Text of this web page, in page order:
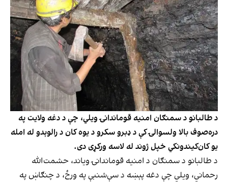
د طالبانو د سمنګان امنیه قوماندانۍ ویلي، چې د دغه ولایت په
دره‌صوف بالا ولسوالۍ کې د ډبرو سکرو د یوه کان د رالوېدو له امله
یو کان‌کیندونکي خپل ژوند له لاسه ورکړی دی.
د طالبانو د سمنګان د امنیه قوماندانۍ ویاند، حشمت‌الله
رحماني، ویلي چې دغه پېښه د سې‌شنبې په ورځ، د چنګاښ په